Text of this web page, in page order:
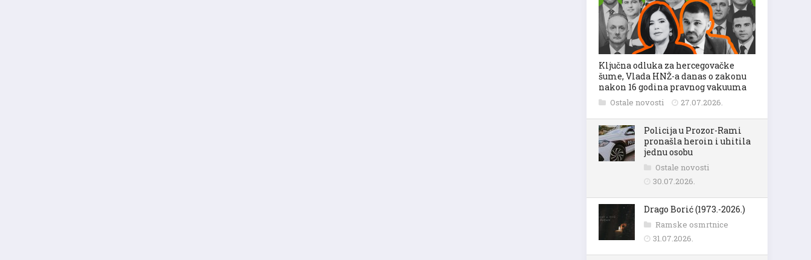
Ključna odluka za hercegovačke
šume, Vlada HNŽ-a danas o zakonu
nakon 16 godina pravnog vakuuma
Ostale novosti 27.07.2026.
Policija u Prozor-Rami
pronašla heroin i uhitila
jednu osobu
Ostale novosti
30.07.2026.
Drago Borić (1973.-2026.)
Ramske osmrtnice
31.07.2026.